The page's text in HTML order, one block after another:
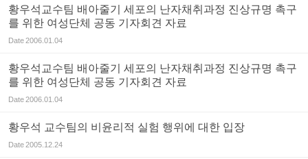
황우석교수팀 배아줄기 세포의 난자채취과정 진상규명 촉구
를 위한 여성단체 공동 기자회견 자료
Date2006.01.04
황우석교수팀 배아줄기 세포의 난자채취과정 진상규명 촉구
를 위한 여성단체 공동 기자회견 자료
Date2006.01.04
황우석 교수팀의 비윤리적 실험 행위에 대한 입장
Date2005.12.24